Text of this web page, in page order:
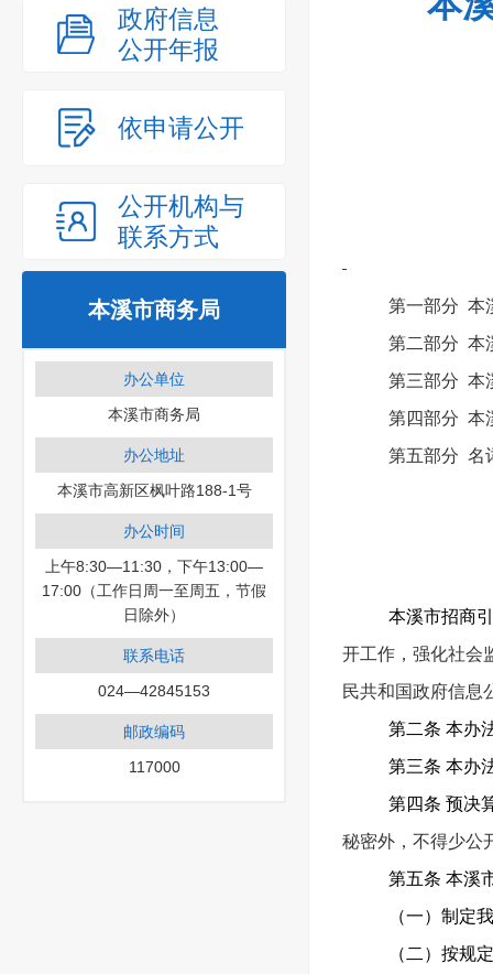
政府信息
公开年报
依申请公开
公开机构与
联系方式
本溪市商务局
办公单位
本溪市商务局
办公地址
本溪市高新区枫叶路188-1号
办公时间
上午8:30—11:30，下午13:00—
17:00（工作日周一至周五，节假
日除外）
联系电话
024—42845153
邮政编码
117000
第一部分 本
第二部分 本
第三部分 本
第四部分 本
第五部分 名
本溪市招商
开工作，强化社会
民共和国政府信息
第二条 本办
第三条 本办
第四条 预决
秘密外，不得少公
第五条 本溪
（一）制定
（二）按规